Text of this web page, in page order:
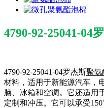
4790-92-25041-04
4790-92-25041-04罗杰斯聚氨
材料，适用于新能源汽车，
脑、冰箱和空调。它还适用
定制和冲压。它可以承受